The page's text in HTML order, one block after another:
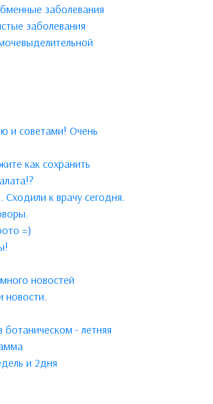
заболевания
заболевания
и советами! Очень
как сохранить
Сходили к врачу сегодня.
=)
новостей
новости.
ботаническом - летняя
и 2дня